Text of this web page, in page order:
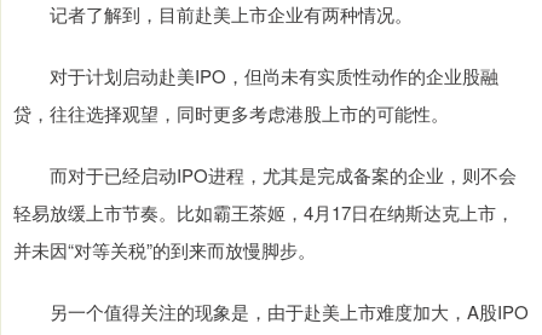
记者了解到，目前赴美上市企业有两种情况。
对于计划启动赴美IPO，但尚未有实质性动作的企业股融
贷，往往选择观望，同时更多考虑港股上市的可能性。
而对于已经启动IPO进程，尤其是完成备案的企业，则不会
轻易放缓上市节奏。比如霸王茶姬，4月17日在纳斯达克上市，
并未因“对等关税”的到来而放慢脚步。
另一个值得关注的现象是，由于赴美上市难度加大，A股IPO